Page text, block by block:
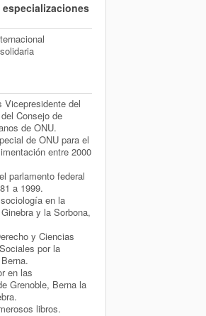
Vicepresidente del
Consejo de
de ONU.
de ONU para el
entre 2000
parlamento federal
a 1999.
en la
y la Sorbona,
y Ciencias
por la
en las
Grenoble, Berna la
libros.